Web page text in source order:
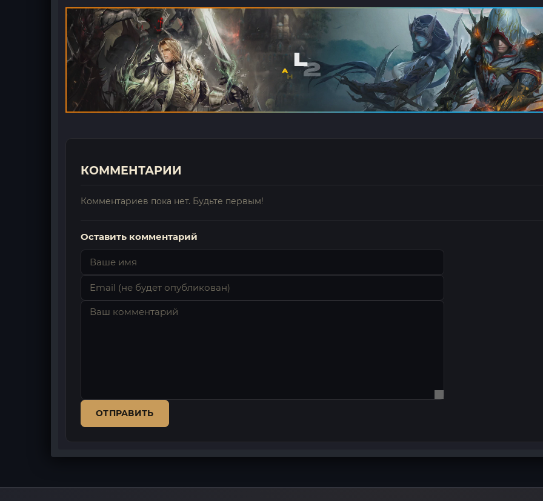
КОММЕНТАРИИ
Комментариев пока нет. Будьте первым!
Оставить комментарий
ОТПРАВИТЬ